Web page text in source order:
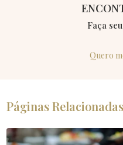
Faça
Quero
Páginas Relacionadas